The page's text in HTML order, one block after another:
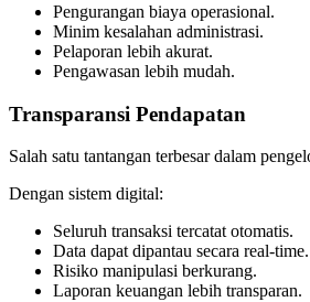
Pengurangan biaya operasional.
Minim kesalahan administrasi.
Pelaporan lebih akurat.
Pengawasan lebih mudah.
Transparansi Pendapatan
Salah satu tantangan terbesar dalam
Dengan sistem digital:
Seluruh transaksi tercatat otomatis.
Data dapat dipantau secara real-time.
Risiko manipulasi berkurang.
Laporan keuangan lebih transparan.